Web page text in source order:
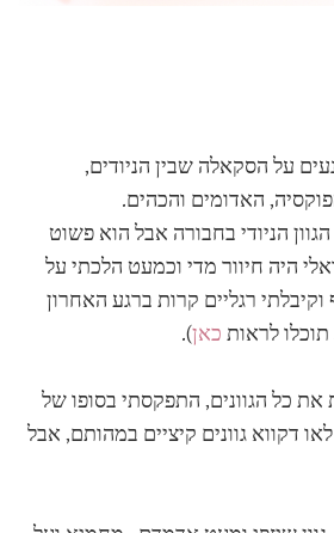
על הסקאלה שבין הניודים,
האדומים והכהים.
הניודי בחבורה אבל הוא פשוט
היה חיוור מדי וכמעט הלכתי על
רגליים קרות ברגע האחרון
לראות כאן).
את כל הגוונים, התפקסתי בסופו של
דקווא גוונים קיציים במהותם, אבל